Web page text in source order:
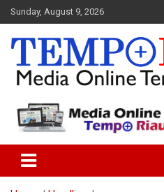
Skip
to
content
Sunday, August 9, 2026
Tempo Riau